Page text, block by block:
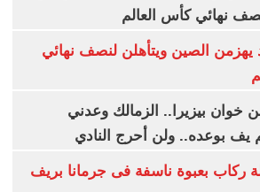
نصف نهائي كأس العالم
يهزمن الصين ويتأهلن لنصف نهائي
خوان بيزيرا.. الزمالك وعدني
يف بوعده.. ولن أحرج النادي
ركاب بعبوة ناسفة فى جرمانا بريف